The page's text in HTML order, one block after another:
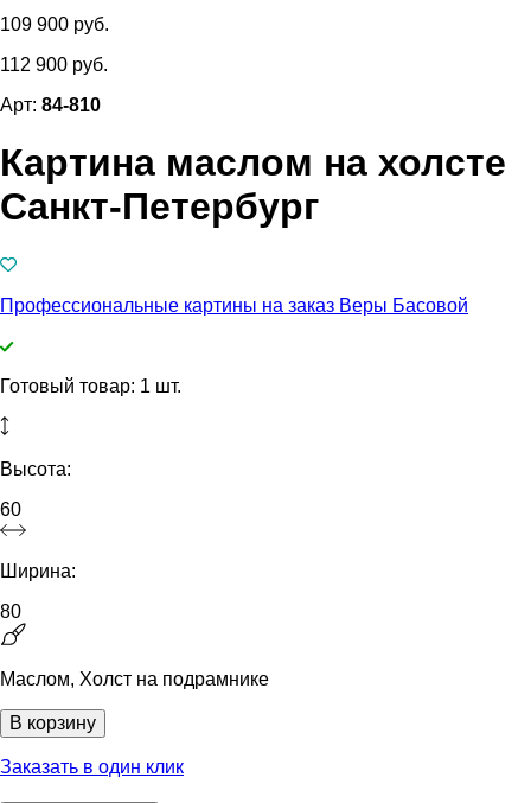
109 900 руб.
112 900 руб.
Арт: 84-810
Картина маслом на холсте
Санкт-Петербург
Профессиональные картины на заказ Веры Басовой
Готовый товар: 1 шт.
Высота:
60
Ширина:
80
Маслом, Холст на подрамнике
В корзину
Заказать в один клик